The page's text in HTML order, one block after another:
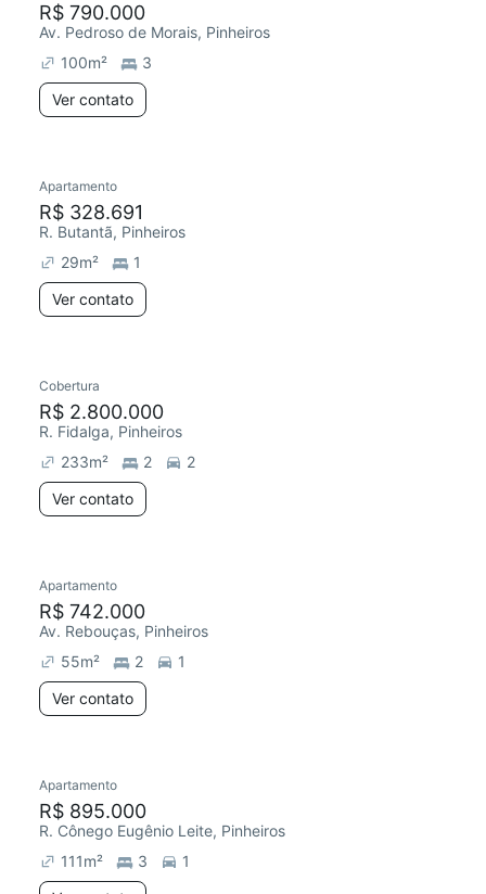
R$ 790.000
Av. Pedroso de Morais, Pinheiros
100m²
3
Ver contato
Apartamento
R$ 328.691
R. Butantã, Pinheiros
29m²
1
Ver contato
Cobertura
R$ 2.800.000
R. Fidalga, Pinheiros
233m² 2
2
Ver contato
Apartamento
R$ 742.000
Av. Rebouças, Pinheiros
55m² 2
1
Ver contato
Apartamento
R$ 895.000
R. Cônego Eugênio Leite, Pinheiros
111m² 3
1